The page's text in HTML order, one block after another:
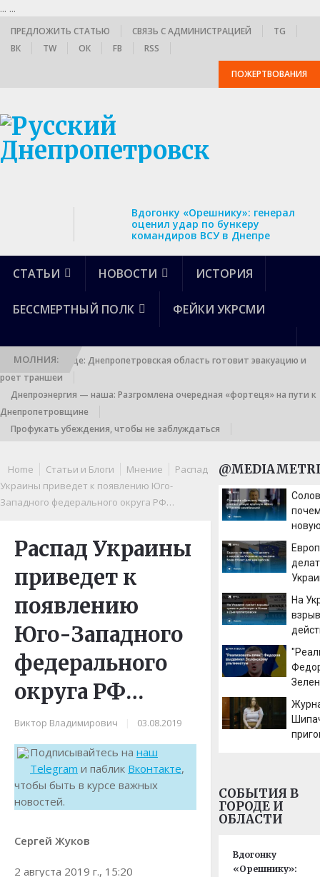
... ...
ПРЕДЛОЖИТЬ СТАТЬЮ СВЯЗЬ С АДМИНИСТРАЦИЕЙ
TG
ВК
TW ОК FB RSS
ПОЖЕРТВОВАНИЯ
Вдогонку «Орешнику»: генерал
оценил удар по бункеру
командиров ВСУ в Днепре
СТАТЬИ НОВОСТИ ИСТОРИЯ
БЕССМЕРТНЫЙ ПОЛК ФЕЙКИ УКРСМИ
МОЛНИЯ:
Выход к границе: Днепропетровская область готовит эвакуацию и
роет траншеи
Днепроэнергия — наша: Разгромлена очередная «фортеця» на пути к
Днепропетровщине
Профукать убеждения, чтобы не заблуждаться
Home Статьи и Блоги Мнение
Распад
Украины приведет к появлению Юго-
Западного федерального округа РФ…
Распад Украины
приведет к
появлению
Юго-Западного
федерального
округа РФ…
Виктор Владимирович 03.08.2019
Подписывайтесь на наш
Telegram и паблик Вконтакте,
чтобы быть в курсе важных
новостей.
Сергей Жуков
2 августа 2019 г., 15:20
На
СОБЫТИЯ В
ГОРОДЕ И
ОБЛАСТИ
Вдогонку
«Орешнику»: